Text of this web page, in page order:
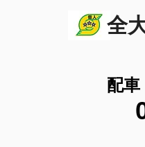
全
配車